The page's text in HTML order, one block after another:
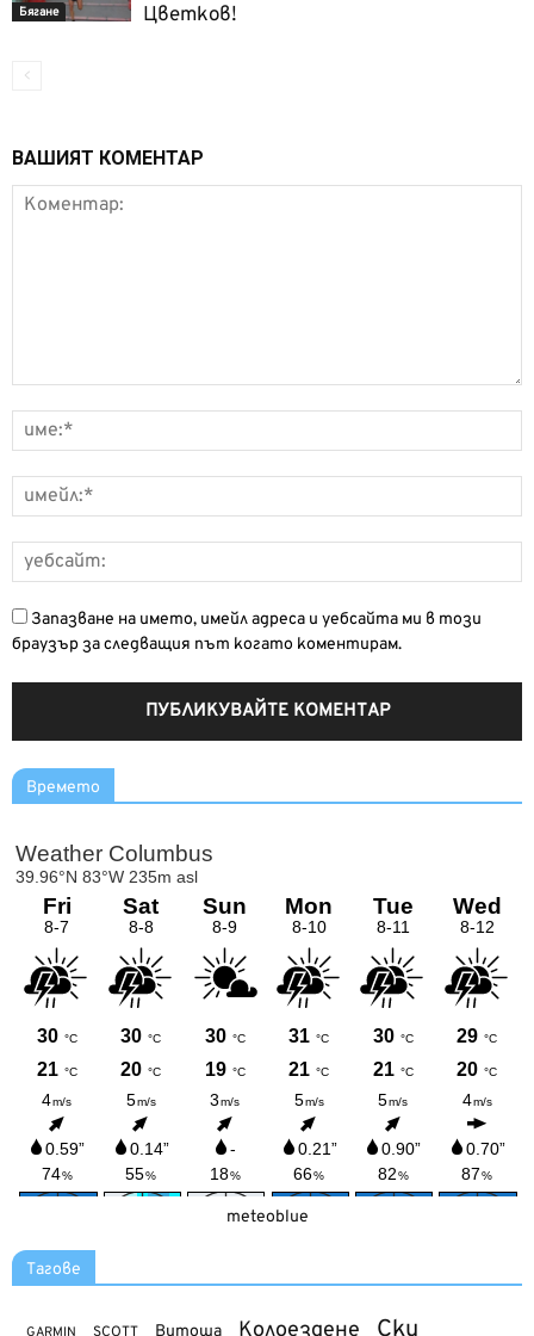
Бягане
Цветков!
ВАШИЯТ КОМЕНТАР
Запазване на името, имейл адреса и уебсайта ми в този
браузър за следващия път когато коментирам.
Времето
meteoblue
Тагове
GARMIN SCOTT Витоша Колоездене Ски